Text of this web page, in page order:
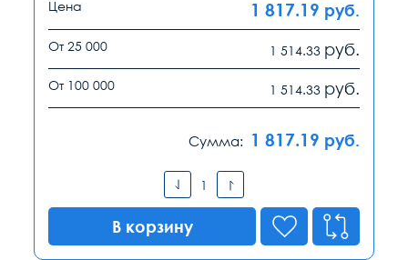
Цена 1 817.19 руб.
От 25 000 1 514.33 руб.
От 100 000 1 514.33 руб.
Сумма: 1 817.19 руб.
В корзину